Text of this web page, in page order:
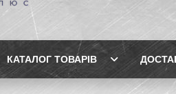
КАТАЛОГ ТОВАРІВ